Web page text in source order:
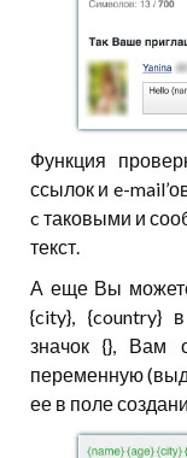
Функция
ссылок и e-
c таковыми и
текст.
А еще Вы
{city}, {country}
значок {}, Вам
переменную
ее в поле